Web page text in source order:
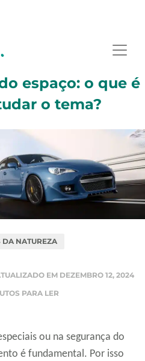
espaço: o que é
o tema?
DA NATUREZA
EM DEZEMBRO 12, 2024
PARA LER
ou na segurança do
é fundamental. Por isso